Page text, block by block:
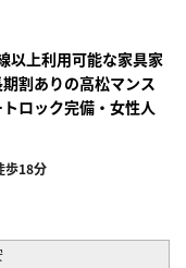
以上利用可能な家具家
割ありの高松マンス
ロック完備・女性人
歩18分